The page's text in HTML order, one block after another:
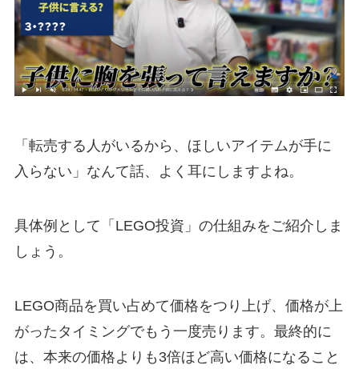
「転売する人がいるから、ほしいアイテムが手に
入らない」なんて話、よく耳にしますよね。
具体例として「LEGO投資」の仕組みをご紹介しま
しょう。
LEGO商品を買い占めて価格をつり上げ、価格が上
がったタイミングでもう一度売ります。最終的に
は、本来の価格よりも3倍ほど高い価格になること